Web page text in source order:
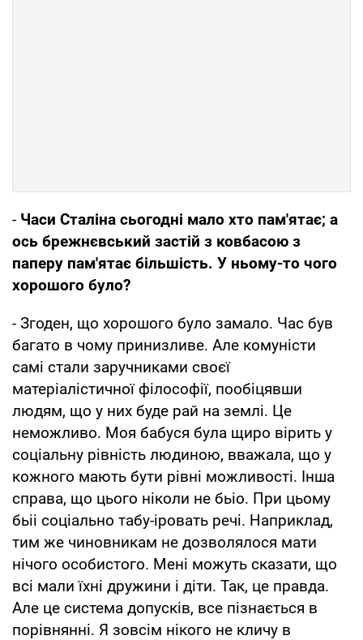
- Часи Сталіна сьогодні мало хто пам'ятає; а
ось брежнєвський застій з ковбасою з
паперу пам'ятає більшість. У ньому-то чого
хорошого було?
- Згоден, що хорошого було замало. Час був
багато в чому принизливе. Але комуністи
самі стали заручниками своєї
матеріалістичної філософії, пообіцявши
людям, що у них буде рай на землі. Це
неможливо. Моя бабуся була щиро вірить у
соціальну рівність людиною, вважала, що у
кожного мають бути рівні можливості. Інша
справа, що цього ніколи не бьіо. При цьому
бьіі соціально табу-іровать речі. Наприклад,
тим же чиновникам не дозволялося мати
нічого особистого. Мені можуть сказати, що
всі мали їхні дружини і діти. Так, це правда.
Але це система допусків, все пізнається в
порівнянні. Я зовсім нікого не кличу в